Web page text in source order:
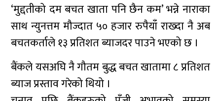
‘मुद्दतीको दम बचत खाता पनि छैन कम’ भन्ने नाराका
साथ न्युनत्तम मौज्दात ५० हजार रुपैयाँ राख्दा नै अब
बचतकर्ताले १३ प्रतिशत ब्याजदर पाउने भएको छ ।
बैंकले यसअघि नै गौतम बुद्ध बचत खातामा ८ प्रतिशत
ब्याज प्रस्ताव गरेको थियो ।